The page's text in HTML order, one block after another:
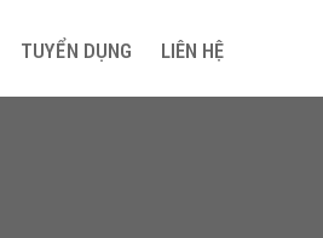
TUYỂN DỤNG LIÊN HỆ